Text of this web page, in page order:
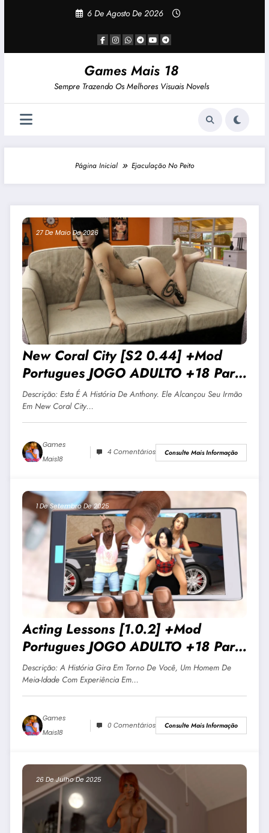
6 De Agosto De 2026
Games Mais 18
Sempre Trazendo Os Melhores Visuais Novels
Página Inicial Ejaculação No Peito
27 De Maio De 2026
New Coral City [S2 0.44] +Mod
Portugues JOGO ADULTO +18 Para
Android E PC
Descrição: Esta É A História De Anthony. Ele Alcançou Seu Irmão
Em New Coral City…
Games
Mais18
4 Comentários Consulte Mais Informação
1 De Setembro De 2025
Acting Lessons [1.0.2] +Mod
Portugues JOGO ADULTO +18 Para
Android E PC
Descrição: A História Gira Em Torno De Você, Um Homem De
Meia-Idade Com Experiência Em…
Games
Mais18
0 Comentários Consulte Mais Informação
26 De Julho De 2025